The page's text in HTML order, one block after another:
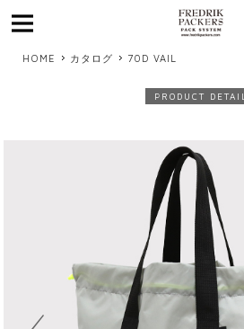
HOME カタログ 70D VAIL
PRODUCT DETAIL